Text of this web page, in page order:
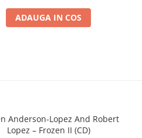
ADAUGA IN COS
Anderson-Lopez And Robert
Lopez – Frozen II (CD)